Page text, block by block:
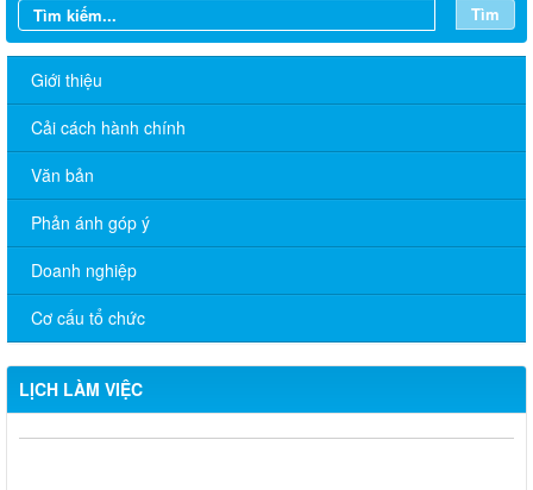
Tìm
Giới thiệu
Cải cách hành chính
Văn bản
Phản ánh góp ý
Doanh nghiệp
Cơ cấu tổ chức
LỊCH LÀM VIỆC
CHƯƠNG TRÌNH LÀM VIỆC TUẦN CỦA THƯỜNG TRỰC